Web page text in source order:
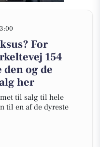
For
154
og de
her
til salg til hele
til en af de dyreste